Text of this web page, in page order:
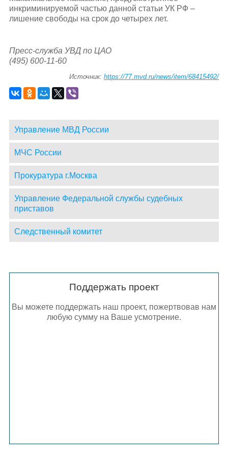
инкриминируемой частью данной статьи УК РФ –
лишение свободы на срок до четырех лет.
Пресс-служба УВД по ЦАО
(495) 600-11-60
Источник:https://77.mvd.ru/news/item/68415492/
Управление МВД России
МЧС России
Прокуратура г.Москва
Управление Федеральной службы судебных
приставов
Следственный комитет
Поддержать проект
Вы можете поддержать наш проект, пожертвовав нам
любую сумму на Ваше усмотрение.